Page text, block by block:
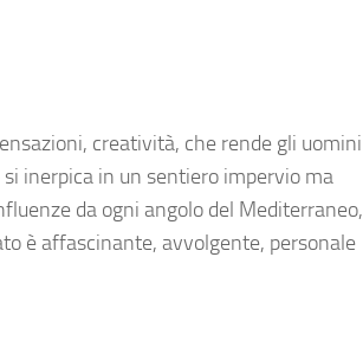
creatività, che rende gli uomini
inerpica in un sentiero impervio ma
da ogni angolo del Mediterraneo,
è affascinante, avvolgente, personale